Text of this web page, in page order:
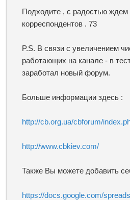
Подходите , с радостью ждем
корреспондентов . 73
P.S. В связи с увеличением
работающих на канале - в
заработал новый форум.
Больше информации здесь :
http://cb.org.ua/cbforum/
http://www.cbkiev.com/
Также Вы можете добавить
https://docs.google.com/